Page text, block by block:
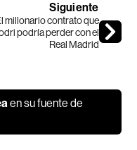
Siguiente
millonario contrato que
podría perder con el
Real Madrid
en su fuente de